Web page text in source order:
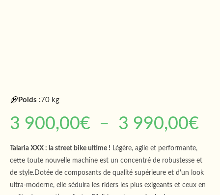
Poids :70 kg
3 900,00€ – 3 990,00€
Talaria XXX : la street bike ultime ! Légère, agile et performante,
cette toute nouvelle machine est un concentré de robustesse et
de style.Dotée de composants de qualité supérieure et d'un look
ultra-moderne, elle séduira les riders les plus exigeants et ceux en